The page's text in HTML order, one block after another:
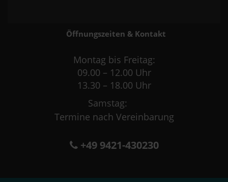
Öffnungszeiten & Kontakt
Montag bis Freitag:
09.00 – 12.00 Uhr
13.30 – 18.00 Uhr
Samstag:
Termine nach Vereinbarung
+49 9421-430230